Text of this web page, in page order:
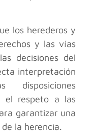
los herederos y
y las vías
decisiones del
interpretación
el respeto a las
garantizar una
la herencia.